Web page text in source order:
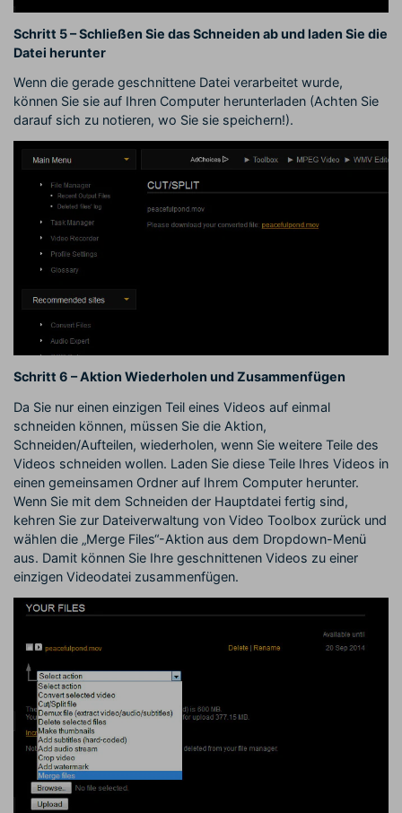
Schritt 5 – Schließen Sie das Schneiden ab und laden Sie die
Datei herunter
Wenn die gerade geschnittene Datei verarbeitet wurde,
können Sie sie auf Ihren Computer herunterladen (Achten Sie
darauf sich zu notieren, wo Sie sie speichern!).
Schritt 6 – Aktion Wiederholen und Zusammenfügen
Da Sie nur einen einzigen Teil eines Videos auf einmal
schneiden können, müssen Sie die Aktion,
Schneiden/Aufteilen, wiederholen, wenn Sie weitere Teile des
Videos schneiden wollen. Laden Sie diese Teile Ihres Videos in
einen gemeinsamen Ordner auf Ihrem Computer herunter.
Wenn Sie mit dem Schneiden der Hauptdatei fertig sind,
kehren Sie zur Dateiverwaltung von Video Toolbox zurück und
wählen die „Merge Files“-Aktion aus dem Dropdown-Menü
aus. Damit können Sie Ihre geschnittenen Videos zu einer
einzigen Videodatei zusammenfügen.